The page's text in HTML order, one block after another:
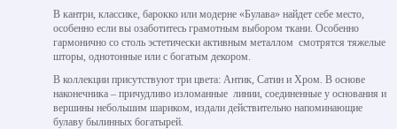
В кантри, классике, барокко или модерне «Булава» найдет себе место,
особенно если вы озаботитесь грамотным выбором ткани. Особенно
гармонично со столь эстетически активным металлом смотрятся тяжелые
шторы, однотонные или с богатым декором.
В коллекции присутствуют три цвета: Антик, Сатин и Хром. В основе
наконечника – причудливо изломанные линии, соединенные у основания и
вершины небольшим шариком, издали действительно напоминающие
булаву былинных богатырей.